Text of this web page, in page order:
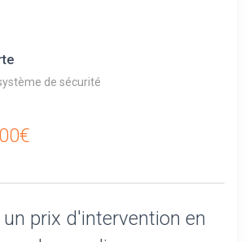
de sécurité
prix d'intervention en